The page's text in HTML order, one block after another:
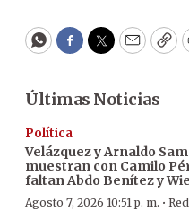
WhatsApp
Facebook
Twitter
Email
Últimas Noticias
Política
Velázquez y Arnaldo
muestran con Camilo
faltan Abdo Benítez y
Agosto 7, 2026 10:51 p. m. ·